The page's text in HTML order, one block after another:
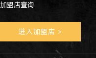
加盟店查询
进入加盟店 >